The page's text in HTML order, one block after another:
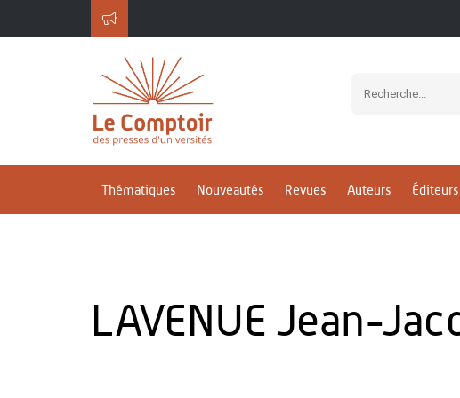
Thématiques Nouveautés Revues Auteurs Éditeurs
LAVENUE Jean-